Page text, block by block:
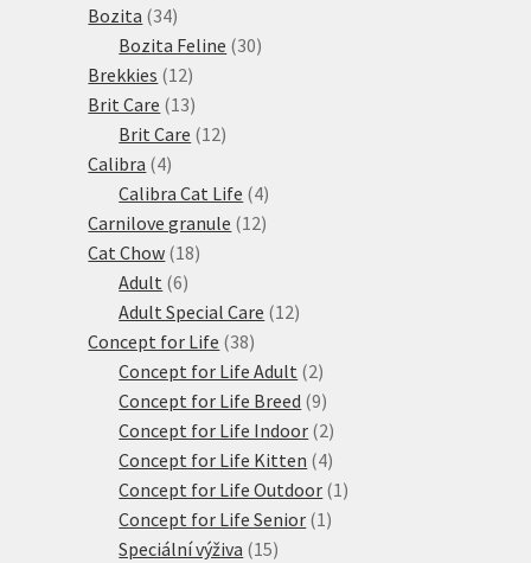
Bozita 3434
produktů
Bozita Feline 3030
Brekkies 1212
produktů
Brit Care 1313
produktů
Brit Care 1212
Calibra 44
produkty
Calibra Cat Life 44
produkty
Carnilove granule 1212
Cat Chow 1818
Adult 66
produktů
Adult Special Care 1212
Concept for Life 3838
produktů
Concept for Life Adult 22
produkty
Concept for Life Breed 99
produktů
Concept for Life Indoor 22
produkty
Concept for Life Kitten 44
produkty
Concept for Life Outdoor 1 1
Concept for Life Senior 1 1
Speciální výživa 1515